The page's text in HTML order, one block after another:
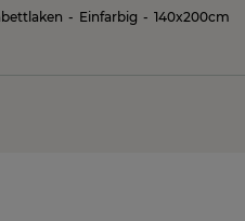
- Einfarbig - 140x200cm